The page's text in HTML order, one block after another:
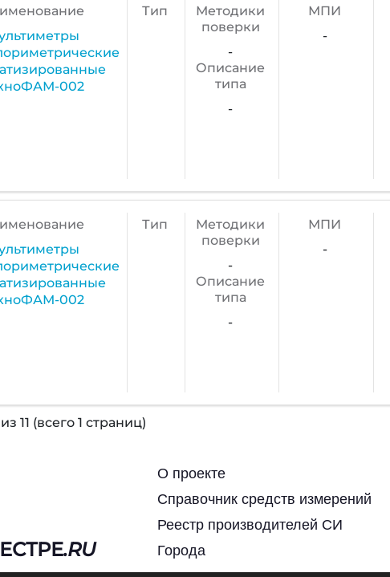
002
Тип
Методики
поверки
-
Описание
типа
-
МПИ
-
002
Тип
Методики
поверки
-
Описание
типа
-
МПИ
-
11 (всего 1 страниц)
.RU
О проекте
Справочник средств измерений
Реестр производителей СИ
Города